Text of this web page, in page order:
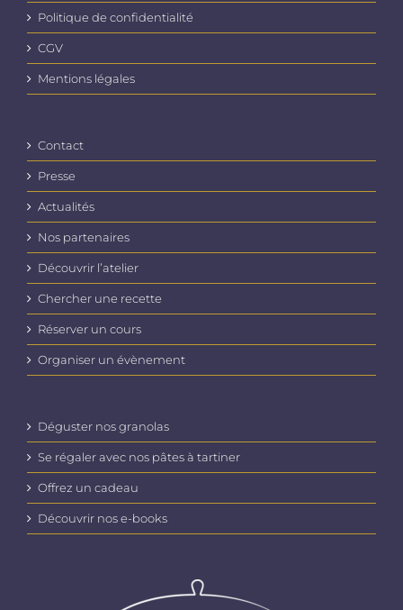
Politique de confidentialité
CGV
Mentions légales
Contact
Presse
Actualités
Nos partenaires
Découvrir l’atelier
Chercher une recette
Réserver un cours
Organiser un évènement
Déguster nos granolas
Se régaler avec nos pâtes à tartiner
Offrez un cadeau
Découvrir nos e-books